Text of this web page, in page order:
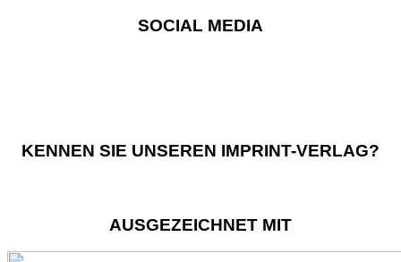
SOCIAL MEDIA
KENNEN SIE UNSEREN IMPRINT-VERLAG?
AUSGEZEICHNET MIT